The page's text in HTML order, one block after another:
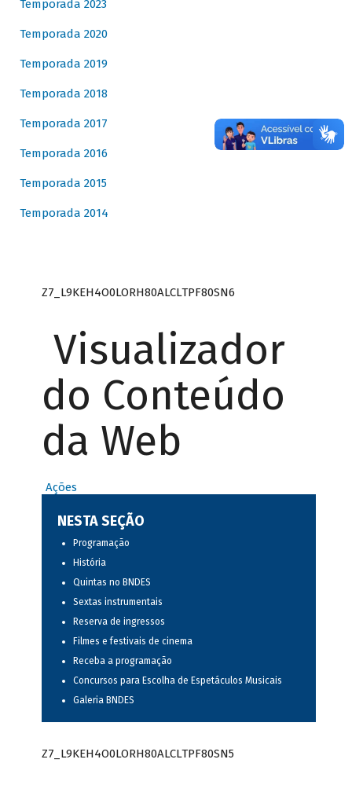
Temporada 2023
Temporada 2020
Temporada 2019
Temporada 2018
Temporada 2017
Temporada 2016
Temporada 2015
Temporada 2014
Z7_L9KEH4O0LORH80ALCLTPF80SN6
Visualizador
do Conteúdo
da Web
Ações
NESTA SEÇÃO
Programação
História
Quintas no BNDES
Sextas instrumentais
Reserva de ingressos
Filmes e festivais de cinema
Receba a programação
Concursos para Escolha de Espetáculos Musicais
Galeria BNDES
Z7_L9KEH4O0LORH80ALCLTPF80SN5